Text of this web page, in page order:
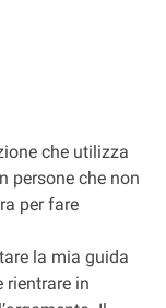
che utilizza
persone che non
per fare
la mia guida
rientrare in